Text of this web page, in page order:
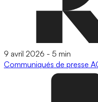
9 avril 2026 - 5 min
Communiqués de presse